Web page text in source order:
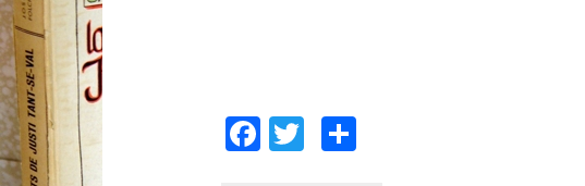
Facebook
Twitter